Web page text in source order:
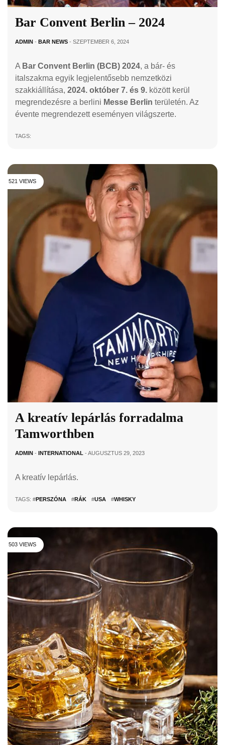
Bar Convent Berlin – 2024
ADMIN - BAR NEWS - SZEPTEMBER 6, 2024
A Bar Convent Berlin (BCB) 2024, a bár- és
italszakma egyik legjelentősebb nemzetközi
szakkiállítása, 2024. október 7. és 9. között kerül
megrendezésre a berlini Messe Berlin területén. Az
évente megrendezett eseményen világszerte.
TAGS:
521 VIEWS
A kreatív lepárlás forradalma
Tamworthben
ADMIN - INTERNATIONAL - AUGUSZTUS 29, 2023
A kreatív lepárlás.
TAGS: #PERSZÓNA #RÁK #USA #WHISKY
503 VIEWS